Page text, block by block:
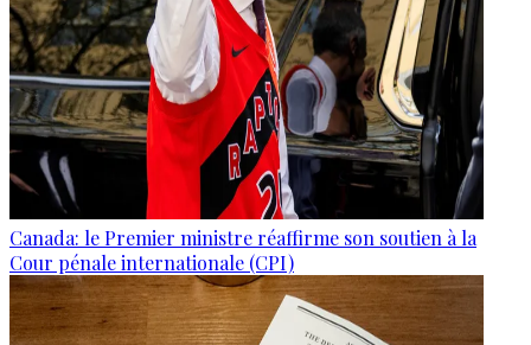
Canada: le Premier ministre réaffirme son soutien à la
Cour pénale internationale (CPI)